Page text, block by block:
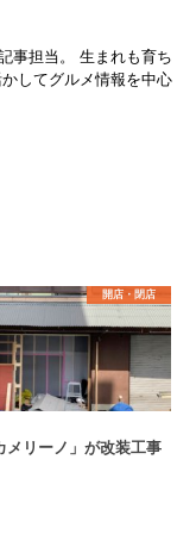
事担当。 生まれも育ち
してグルメ情報を中心
開店・閉店
メリーノ」が改装工事